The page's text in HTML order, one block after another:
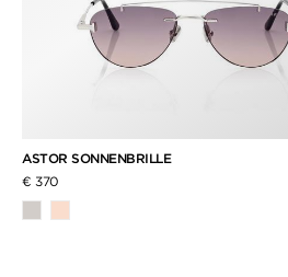
ASTOR SONNENBRILLE
€ 370